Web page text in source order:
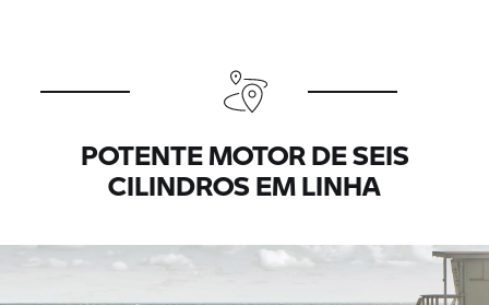
POTENTE MOTOR DE SEIS
CILINDROS EM LINHA